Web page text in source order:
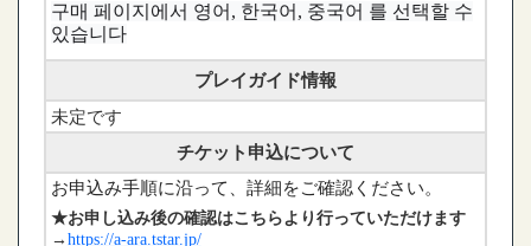
구매 페이지에서 영어, 한국어, 중국어 를 선택할 수
있습니다
プレイガイド情報
未定です
チケット申込について
お申込み手順に沿って、詳細をご確認ください。
★お申し込み後の確認はこちらより行っていただけます
→ https://a-ara.tstar.jp/